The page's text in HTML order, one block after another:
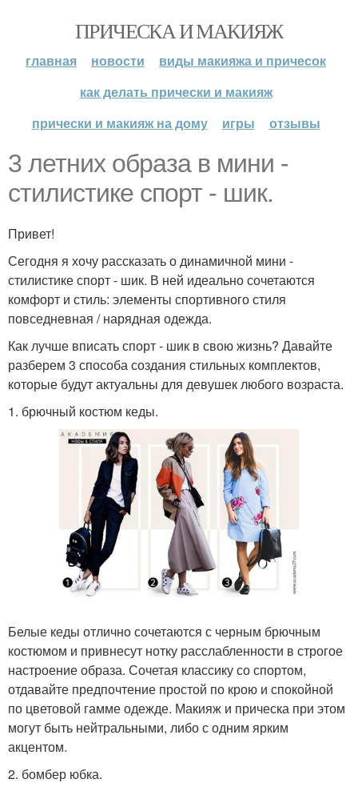
ПРИЧЕСКА И МАКИЯЖ
главная новости
виды макияжа и причесок
как делать прически и макияж
прически и макияж на дому
игры отзывы
3 летних образа в мини -
стилистике спорт - шик.
Привет!
Сегодня я хочу рассказать о динамичной мини -
стилистике спорт - шик. В ней идеально сочетаются
комфорт и стиль: элементы спортивного стиля
повседневная / нарядная одежда.
Как лучше вписать спорт - шик в свою жизнь? Давайте
разберем 3 способа создания стильных комплектов,
которые будут актуальны для девушек любого возраста.
1. брючный костюм кеды.
Белые кеды отлично сочетаются с черным брючным
костюмом и привнесут нотку расслабленности в строгое
настроение образа. Сочетая классику со спортом,
отдавайте предпочтение простой по крою и спокойной
по цветовой гамме одежде. Макияж и прическа при этом
могут быть нейтральными, либо с одним ярким
акцентом.
2. бомбер юбка.